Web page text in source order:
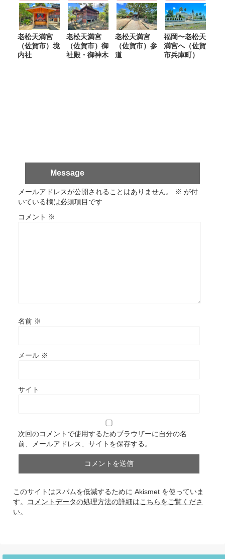
老松天満宮
（佐賀市）境
内社
老松天満宮
（佐賀市）御
社殿・御神木
老松天満宮
（佐賀市）参
道
福岡〜老松天
満宮へ（佐賀
市兵庫町）
Message
メールアドレスが公開されることはありません。 ※ が付
いている欄は必須項目です
コメント ※
名前 ※
メール ※
サイト
次回のコメントで使用するためブラウザーに自分の名
前、メールアドレス、サイトを保存する。
このサイトはスパムを低減するために Akismet を使っていま
す。
コメントデータの処理方法の詳細はこちらをご覧くださ
い。